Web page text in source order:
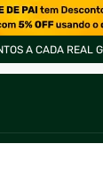
A CADA REAL